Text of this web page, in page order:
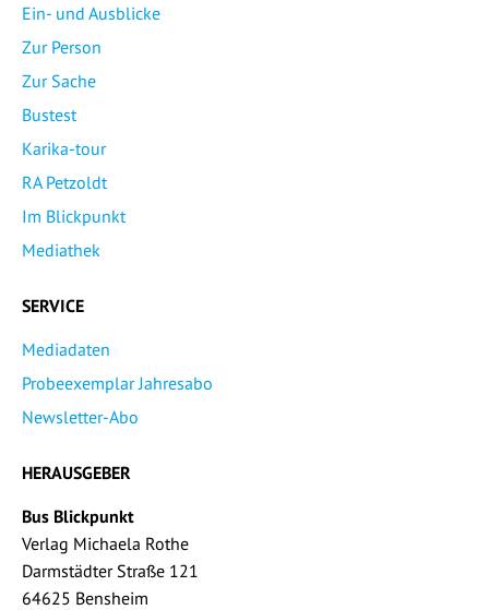
Ein- und Ausblicke
Zur Person
Zur Sache
Bustest
Karika-tour
RA Petzoldt
Im Blickpunkt
Mediathek
SERVICE
Mediadaten
Probeexemplar Jahresabo
Newsletter-Abo
HERAUSGEBER
Bus Blickpunkt
Verlag Michaela Rothe
Darmstädter Straße 121
64625 Bensheim